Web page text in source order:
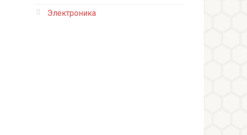
Электроника